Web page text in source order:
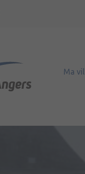
Ma